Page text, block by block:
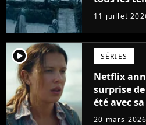
parfaites
11 juillet
player2 SÉRIES
Netflix
surprise
été avec
une
20 mars 2026